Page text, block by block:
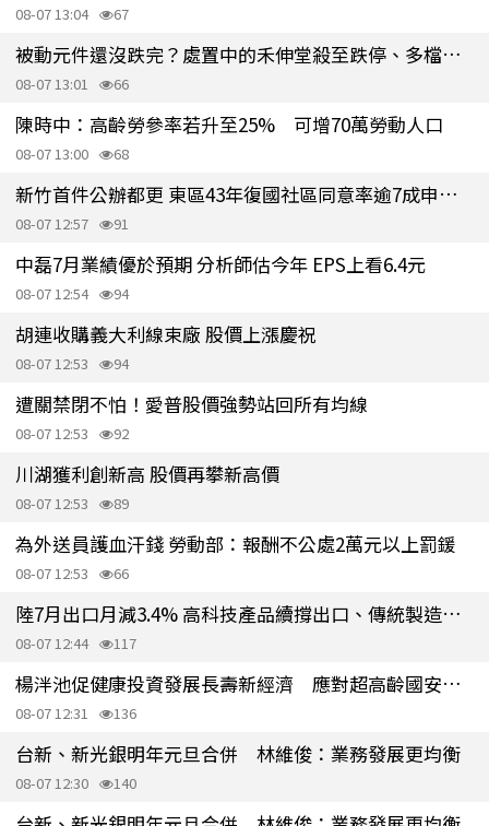
08-07 13:04 67
被動元件還沒跌完？處置中的禾伸堂殺至跌停、多檔挫逾半根停板
08-07 13:01 66
陳時中：高齡勞參率若升至25% 可增70萬勞動人口
08-07 13:00 68
新竹首件公辦都更 東區43年復國社區同意率逾7成申請送件
08-07 12:57 91
中磊7月業績優於預期 分析師估今年 EPS上看6.4元
08-07 12:54 94
胡連收購義大利線束廠 股價上漲慶祝
08-07 12:53 94
遭關禁閉不怕！愛普股價強勢站回所有均線
08-07 12:53 92
川湖獲利創新高 股價再攀新高價
08-07 12:53 89
為外送員護血汗錢 勞動部：報酬不公處2萬元以上罰鍰
08-07 12:53 66
陸7月出口月減3.4% 高科技產品續撐出口、傳統製造表現疲弱
08-07 12:44 117
楊泮池促健康投資發展長壽新經濟 應對超高齡國安危機
08-07 12:31 136
台新、新光銀明年元旦合併 林維俊：業務發展更均衡
08-07 12:30 140